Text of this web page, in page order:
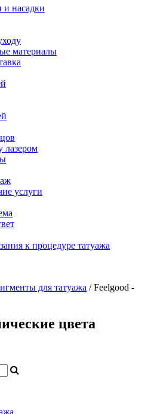
насадки
материалы
лазером
услуги
к процедуре татуажа
для татуажа / Feelgood -
цвета